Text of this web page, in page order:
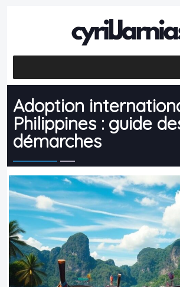
Adoption
Philippines : guide
démarches